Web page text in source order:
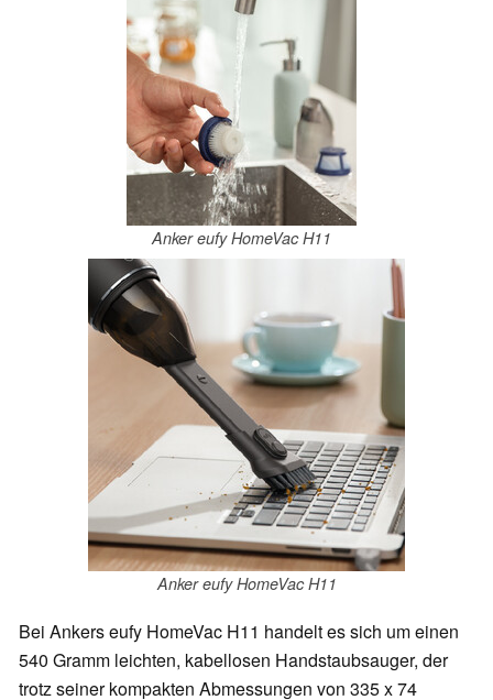
Anker eufy HomeVac H11
Anker eufy HomeVac H11
Bei Ankers eufy HomeVac H11 handelt es sich um einen
540 Gramm leichten, kabellosen Handstaubsauger, der
trotz seiner kompakten Abmessungen von 335 x 74